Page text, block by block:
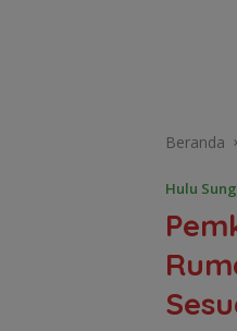
Beranda
Hulu